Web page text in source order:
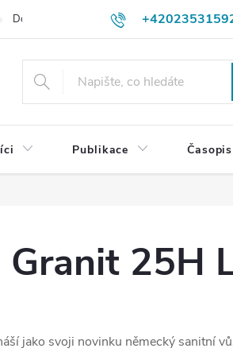
Dodací a platební podmínky Podmínky
Publikace
25H
jako svoji novinku německý sanitní